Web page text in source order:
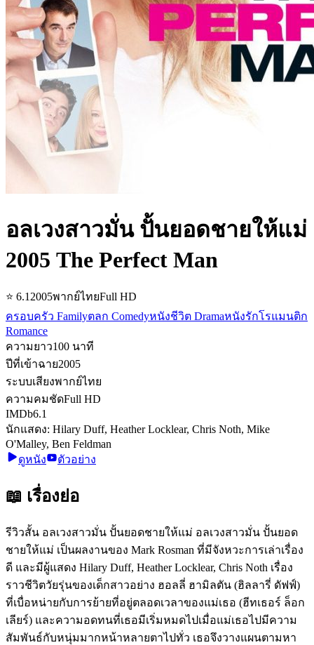
อลเวงสาวมั่น ปั้นยอดชายให้แม่
2005 The Perfect Man
⭐ 6.12005พากย์ไทยFull HD
ครอบครัว Familyตลก Comedyหนังชีวิต Dramaหนังรักโรแมนติก
Romance
ความยาว100 นาที
ปีที่เข้าฉาย2005
ระบบเสียงพากย์ไทย
ความคมชัดFull HD
IMDb6.1
นักแสดง: Hilary Duff, Heather Locklear, Chris Noth, Mike
O'Malley, Ben Feldman
ดูหนัง
ตัวอย่าง
📖 เรื่องย่อ
รีวิวสั้น อลเวงสาวมั่น ปั้นยอดชายให้แม่ อลเวงสาวมั่น ปั้นยอด
ชายให้แม่ เป็นผลงานของ Mark Rosman ที่มีจังหวะการเล่าเรื่อง
ดี และมีผู้แสดง Hilary Duff, Heather Locklear, Chris Noth เรื่อง
ราวชีวิตวัยรุ่นของเด็กสาวอย่าง ฮอลลี่ ฮามิลตัน (ฮิลลารี่ ดัฟฟ์)
ที่เบื่อหน่ายกับการย้ายที่อยู่ตลอดเวลาของแม่เธอ (ฮีทเธอร์ ล็อก
เลียร์) และความอดทนที่เธอมีเริ่มหมดไปเมื่อแม่เธอไปมีความ
สัมพันธ์กับหนุ่มมากหน้าหลายตาไปทั่ว เธอจึงวางแผนตามหา